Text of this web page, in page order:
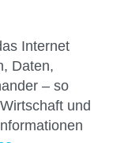
Internet
Daten,
– so
und